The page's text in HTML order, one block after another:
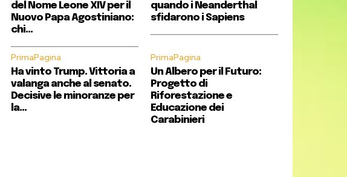
del Nome Leone XIV per il
Nuovo Papa Agostiniano:
chi...
quando i Neanderthal
sfidarono i Sapiens
PrimaPagina
Ha vinto Trump. Vittoria a
valanga anche al senato.
Decisive le minoranze per
la...
PrimaPagina
Un Albero per il Futuro:
Progetto di
Riforestazione e
Educazione dei
Carabinieri